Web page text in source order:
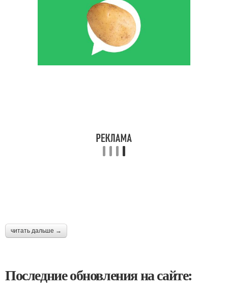
читать дальше →
Последние обновления на сайте: